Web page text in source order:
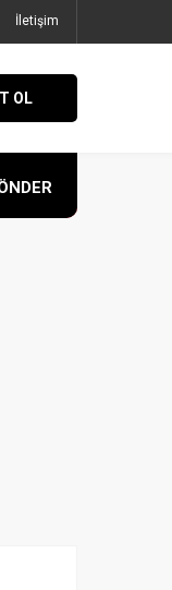
İletişim
OL